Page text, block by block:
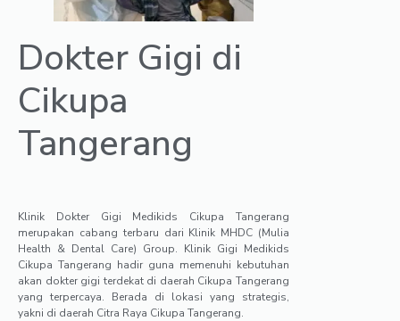
Dokter Gigi di
Cikupa
Tangerang
Klinik Dokter Gigi Medikids Cikupa Tangerang
merupakan cabang terbaru dari Klinik MHDC (Mulia
Health & Dental Care) Group. Klinik Gigi Medikids
Cikupa Tangerang hadir guna memenuhi kebutuhan
akan dokter gigi terdekat di daerah Cikupa Tangerang
yang terpercaya. Berada di lokasi yang strategis,
yakni di daerah Citra Raya Cikupa Tangerang.